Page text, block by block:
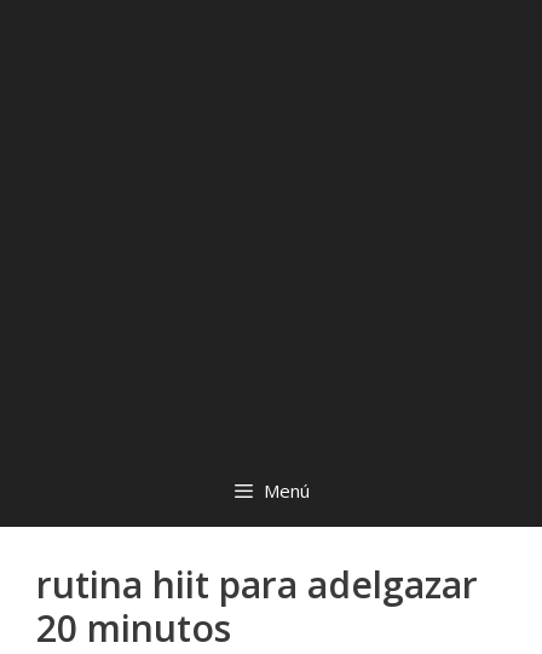
Menú
rutina hiit para adelgazar
20 minutos